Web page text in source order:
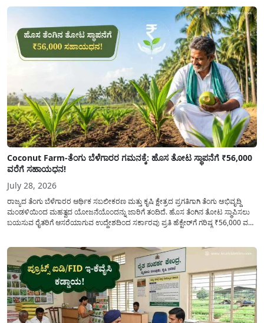
Coconut Farm-ತೆಂಗು ಬೆಳೆಗಾರರ ಗಮನಕ್ಕೆ: ಹೊಸ ತೋಟ ಸ್ಥಾಪನೆಗೆ ₹56,000
ವರೆಗೆ ಸಹಾಯಧನ!
July 28, 2026
ರಾಜ್ಯದ ತೆಂಗು ಬೆಳೆಗಾರರ ಆರ್ಥಿಕ ಸಬಲೀಕರಣ ಮತ್ತು ಕೃಷಿ ಕ್ಷೇತ್ರದ ಪ್ರಗತಿಗಾಗಿ ತೆಂಗು ಅಭಿವೃದ್ದಿ
ಮಂಡಳಿಯಿಂದ ಮಹತ್ವದ ಯೋಜನೆಯೊಂದನ್ನು ಜಾರಿಗೆ ತಂದಿದೆ. ಹೊಸ ತೆಂಗಿನ ತೋಟ ಸ್ಥಾಪಿಸಲು
ಬಯಸುವ ರೈತರಿಗೆ ಆಸರೆಯಾಗುವ ಉದ್ದೇಶದಿಂದ ಸರ್ಕಾರವು ಪ್ರತಿ ಹೆಕ್ಟೇರ್‌ಗೆ ಗರಿಷ್ಠ ₹56,000 ವರೆಗೆ